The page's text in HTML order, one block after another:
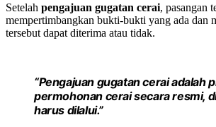
Setelah pengajuan gugatan cerai, pasangan
mempertimbangkan bukti-bukti yang ada dan
tersebut dapat diterima atau tidak.
“Pengajuan gugatan cerai
permohonan cerai secara resmi,
harus dilalui.”